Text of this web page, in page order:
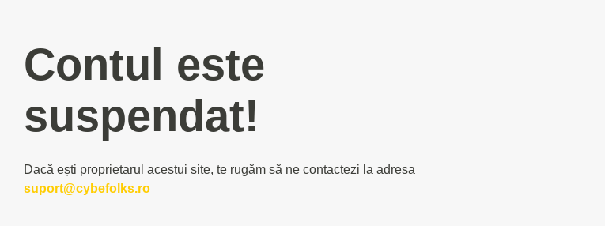
Contul este
suspendat!
Dacă ești proprietarul acestui site, te rugăm să ne contactezi la adresa
suport@cybefolks.ro